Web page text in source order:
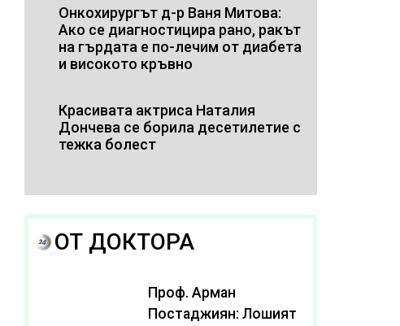
Онкохирургът д-р Ваня Митова:
Ако се диагностицира рано, ракът
на гърдата е по-лечим от диабета
и високото кръвно
Красивата актриса Наталия
Дончева се борила десетилетие с
тежка болест
ОТ ДОКТОРА
Проф. Арман
Постаджиян: Лошият